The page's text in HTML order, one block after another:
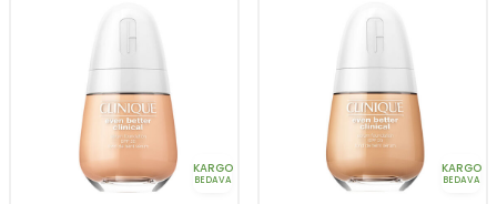
KARGO
BEDAVA
KARGO
BEDAVA